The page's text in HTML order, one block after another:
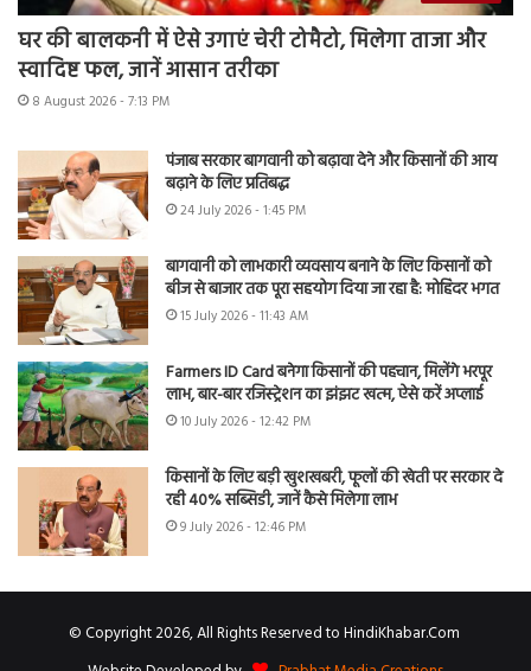
घर की बालकनी में ऐसे उगाएं चेरी टोमैटो, मिलेगा ताजा और
स्वादिष्ट फल, जानें आसान तरीका
8 August 2026 - 7:13 PM
पंजाब सरकार बागवानी को बढ़ावा देने और किसानों की आय
बढ़ाने के लिए प्रतिबद्ध
24 July 2026 - 1:45 PM
बागवानी को लाभकारी व्यवसाय बनाने के लिए किसानों को
बीज से बाजार तक पूरा सहयोग दिया जा रहा है: मोहिंदर भगत
15 July 2026 - 11:43 AM
Farmers ID Card बनेगा किसानों की पहचान, मिलेंगे भरपूर
लाभ, बार-बार रजिस्ट्रेशन का झंझट खत्म, ऐसे करें अप्लाई
10 July 2026 - 12:42 PM
किसानों के लिए बड़ी खुशखबरी, फूलों की खेती पर सरकार दे
रही 40% सब्सिडी, जानें कैसे मिलेगा लाभ
9 July 2026 - 12:46 PM
© Copyright 2026, All Rights Reserved to HindiKhabar.Com